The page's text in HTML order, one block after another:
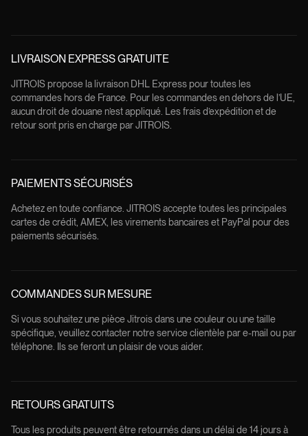
LIVRAISON EXPRESS GRATUITE
JITROIS propose la livraison DHL Express pour toutes les
commandes hors de France. Pour les commandes en dehors de l’UE,
aucun droit de douane n’est appliqué. Les frais d’expédition et de
retour sont pris en charge par JITROIS.
PAIEMENTS SÉCURISÉS
Achetez en toute confiance. JITROIS accepte toutes les principales
cartes de crédit, AMEX, les virements bancaires et PayPal pour des
paiements sécurisés.
COMMANDES SUR MESURE
Si vous souhaitez une pièce Jitrois dans une couleur ou une taille
spécifique, veuillez contacter notre service clientèle par e-mail ou par
téléphone. Ils se feront un plaisir de vous aider.
RETOURS GRATUITS
Tous les produits peuvent être retournés dans un délai de 14 jours à